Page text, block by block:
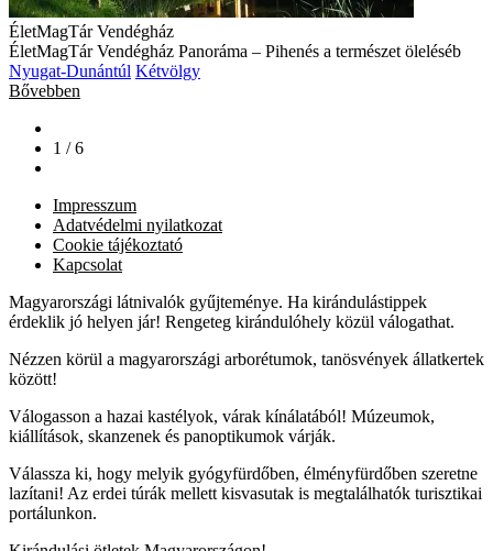
ÉletMagTár Vendégház
ÉletMagTár Vendégház Panoráma – Pihenés a természet öleléséb
Nyugat-Dunántúl Kétvölgy
Bővebben
1 / 6
Impresszum
Adatvédelmi nyilatkozat
Cookie tájékoztató
Kapcsolat
Magyarországi látnivalók gyűjteménye. Ha kirándulástippek
érdeklik jó helyen jár! Rengeteg kirándulóhely közül válogathat.
Nézzen körül a magyarországi arborétumok, tanösvények állatkertek
között!
Válogasson a hazai kastélyok, várak kínálatából! Múzeumok,
kiállítások, skanzenek és panoptikumok várják.
Válassza ki, hogy melyik gyógyfürdőben, élményfürdőben szeretne
lazítani! Az erdei túrák mellett kisvasutak is megtalálhatók turisztikai
portálunkon.